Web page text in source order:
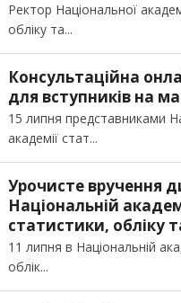
Ректор Національної
обліку та
Консультаційна
для вступників на
15 липня представниками
академії стат
Урочисте вручення
Національній
статистики, обліку
11 липня в Національній
облік